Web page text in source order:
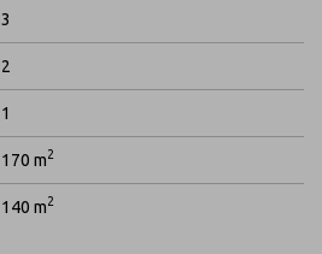
3
2
1
170 m2
140 m2